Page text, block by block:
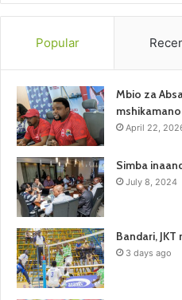
Popular
Mbio za
April 22,
Simba
July 8, 2024
Bandari,
3 days ago